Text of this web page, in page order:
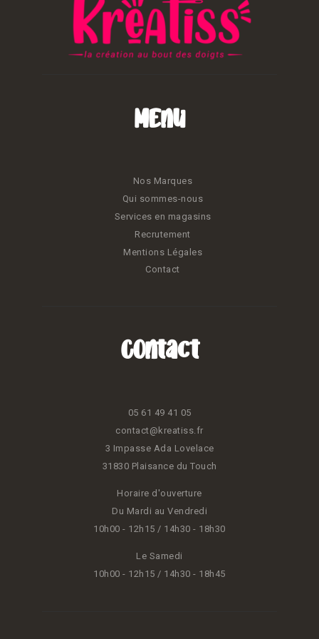
Menu
Nos Marques
Qui sommes-nous
Services en magasins
Recrutement
Mentions Légales
Contact
Contact
05 61 49 41 05
contact@kreatiss.fr
3 Impasse Ada Lovelace
31830 Plaisance du Touch
Horaire d'ouverture
Du Mardi au Vendredi
10h00 - 12h15 / 14h30 - 18h30
Le Samedi
10h00 - 12h15 / 14h30 - 18h45